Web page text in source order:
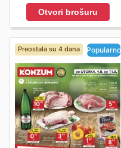
Otvori brošuru
Preostala su 4 dana Popularno